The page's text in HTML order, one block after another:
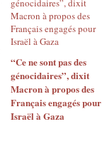
“Ce ne sont pas des
génocidaires”, dixit
Macron à propos des
Français engagés pour
Israël à Gaza